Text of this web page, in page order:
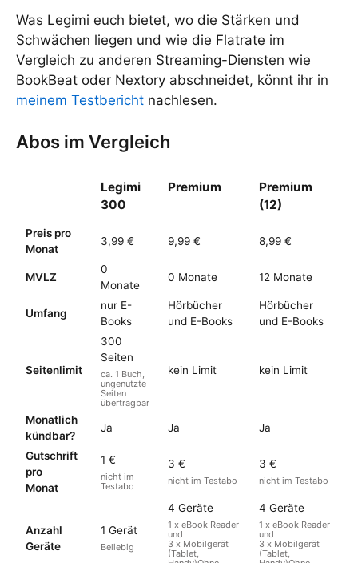
Was Legimi euch bietet, wo die Stärken und
Schwächen liegen und wie die Flatrate im
Vergleich zu anderen Streaming-Diensten wie
BookBeat oder Nextory abschneidet, könnt ihr in
meinem Testbericht nachlesen.
Abos im Vergleich
Legimi
300
Premium
Premium
(12)
Preis pro
Monat
3,99 € 9,99 € 8,99 €
MVLZ
0
Monate
0 Monate 12 Monate
Umfang
nur E-
Books
Hörbücher
und E-Books
Hörbücher
und E-Books
Seitenlimit
300
Seiten
ca. 1 Buch,
ungenutzte
Seiten
übertragbar
kein Limit kein Limit
Monatlich
kündbar?
Ja Ja Ja
Gutschrift
pro
Monat
1 €
nicht im
Testabo
3 €
nicht im Testabo
3 €
nicht im Testabo
Anzahl
Geräte
1 Gerät
Beliebig
4 Geräte
1 x eBook Reader
und
3 x Mobilgerät
(Tablet,
4 Geräte
1 x eBook Reader
und
3 x Mobilgerät
(Tablet,